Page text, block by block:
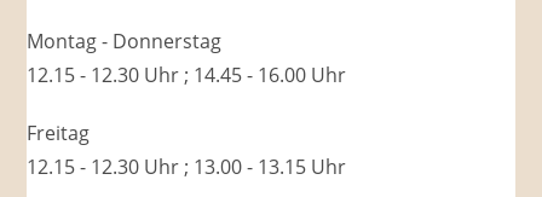
Montag - Donnerstag
12.15 - 12.30 Uhr ; 14.45 - 16.00 Uhr
Freitag
12.15 - 12.30 Uhr ; 13.00 - 13.15 Uhr